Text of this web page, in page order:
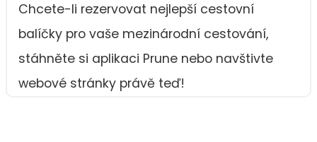
Chcete-li rezervovat nejlepší cestovní
balíčky pro vaše mezinárodní cestování,
stáhněte si aplikaci Prune nebo navštivte
webové stránky právě teď!